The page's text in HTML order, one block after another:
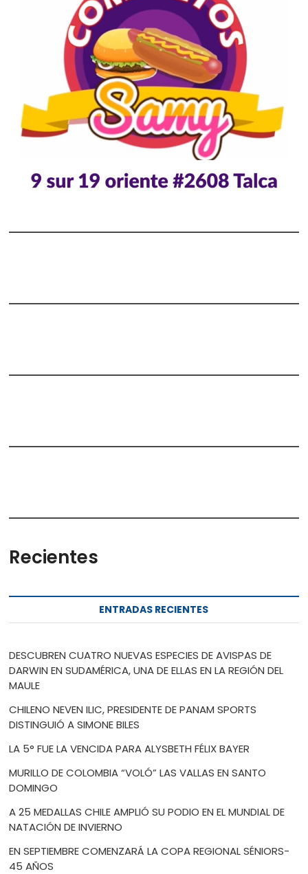
Recientes
ENTRADAS RECIENTES
DESCUBREN CUATRO NUEVAS ESPECIES DE AVISPAS DE
DARWIN EN SUDAMÉRICA, UNA DE ELLAS EN LA REGIÓN DEL
MAULE
CHILENO NEVEN ILIC, PRESIDENTE DE PANAM SPORTS
DISTINGUIÓ A SIMONE BILES
LA 5° FUE LA VENCIDA PARA ALYSBETH FÉLIX BAYER
MURILLO DE COLOMBIA “VOLÓ” LAS VALLAS EN SANTO
DOMINGO
A 25 MEDALLAS CHILE AMPLIÓ SU PODIO EN EL MUNDIAL DE
NATACIÓN DE INVIERNO
EN SEPTIEMBRE COMENZARÁ LA COPA REGIONAL SÉNIORS-
45 AÑOS